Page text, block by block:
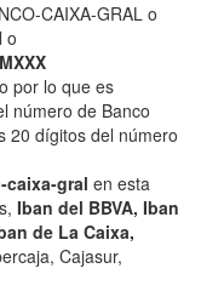
CAIXA-GRAL o
o
por lo que es
número de Banco
20 dígitos del número
caixa-gral en esta
Iban del BBVA, Iban
de La Caixa,
Cajasur,